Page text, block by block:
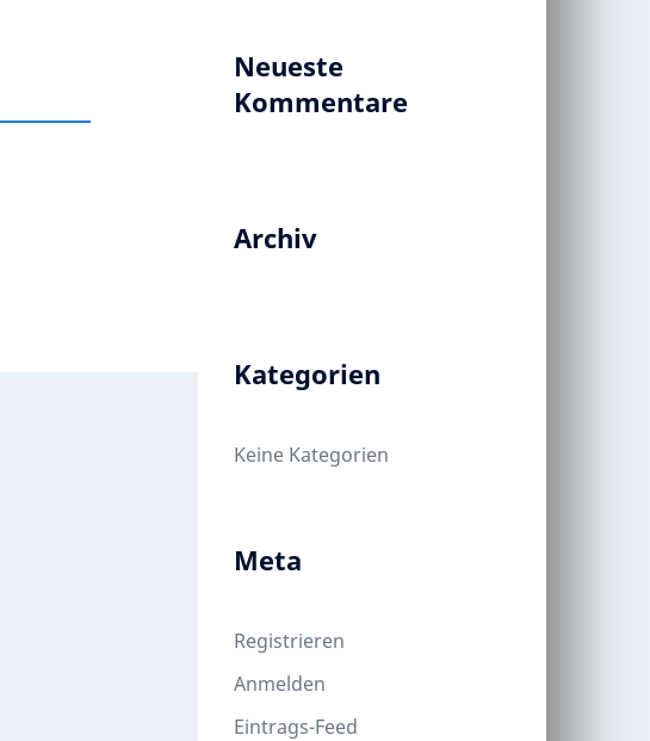
Neueste
Kommentare
Archiv
Kategorien
Keine Kategorien
Meta
Registrieren
Anmelden
Eintrags-Feed